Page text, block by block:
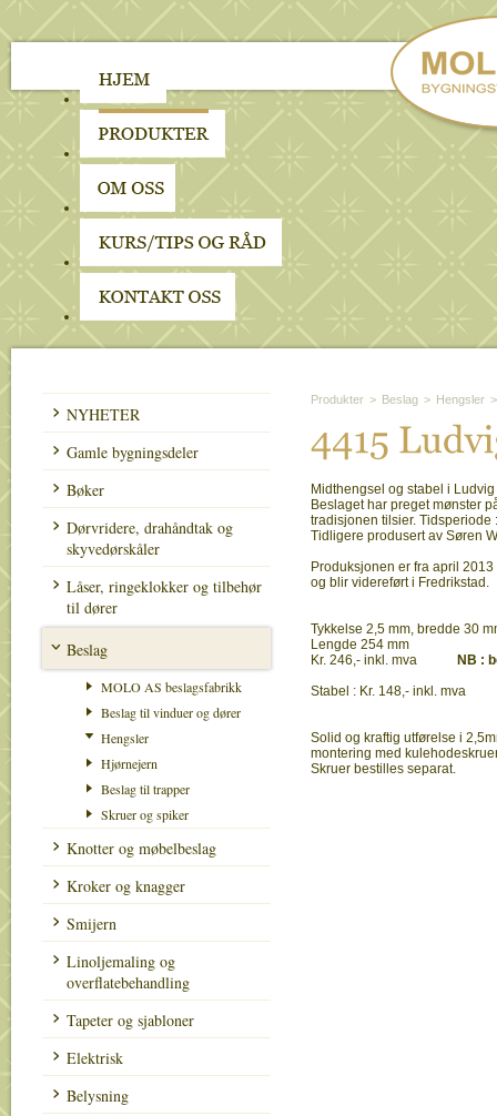
NYHETER
Gamle bygningsdeler
Bøker
Dørvridere, drahåndtak og
skyvedørskåler
Låser, ringeklokker og tilbehør
til dører
Beslag
MOLO AS beslagsfabrikk
Beslag til vinduer og dører
Hengsler
Hjørnejern
Beslag til trapper
Skruer og spiker
Knotter og møbelbeslag
Kroker og knagger
Smijern
Linoljemaling og
overflatebehandling
Tapeter og sjabloner
Elektrisk
Belysning
Produkter > Beslag > Hengsler >
4415
Midthengsel og stabel i
Beslaget har preget mønster
tradisjonen tilsier. Tidsperiode
Tidligere produsert av Søren
Produksjonen er fra april 2013
og blir videreført i Fredrikstad.
Tykkelse 2,5 mm, bredde 30
Lengde 254 mm
Kr. 246,- inkl. mva
NB :
Stabel : Kr. 148,- inkl. mva
Solid og kraftig utførelse i
montering med
Skruer bestilles separat.